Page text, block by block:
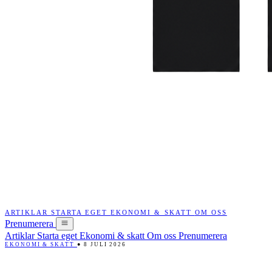
ARTIKLARSTARTA EGETEKONOMI & SKATT OM OSS
Prenumerera
Artiklar Starta eget Ekonomi & skatt Om oss Prenumerera
EKONOMI & SKATT ● 8 JULI 2026